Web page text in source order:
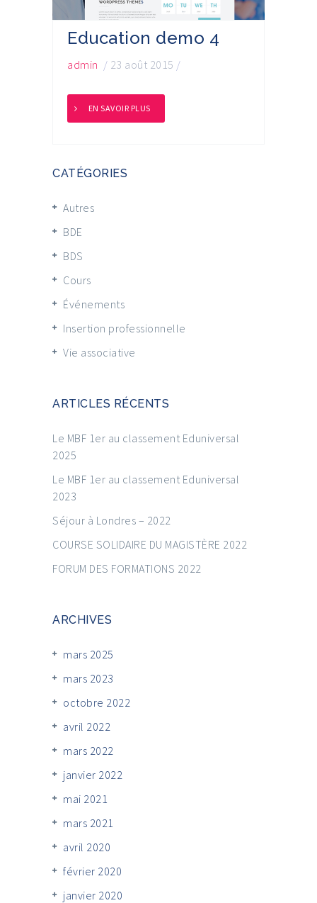
Education demo 4
admin / 23 août 2015 /
EN SAVOIR PLUS
CATÉGORIES
Autres
BDE
BDS
Cours
Événements
Insertion professionnelle
Vie associative
ARTICLES RÉCENTS
Le MBF 1er au classement Eduniversal
2025
Le MBF 1er au classement Eduniversal
2023
Séjour à Londres – 2022
COURSE SOLIDAIRE DU MAGISTÈRE 2022
FORUM DES FORMATIONS 2022
ARCHIVES
mars 2025
mars 2023
octobre 2022
avril 2022
mars 2022
janvier 2022
mai 2021
mars 2021
avril 2020
février 2020
janvier 2020